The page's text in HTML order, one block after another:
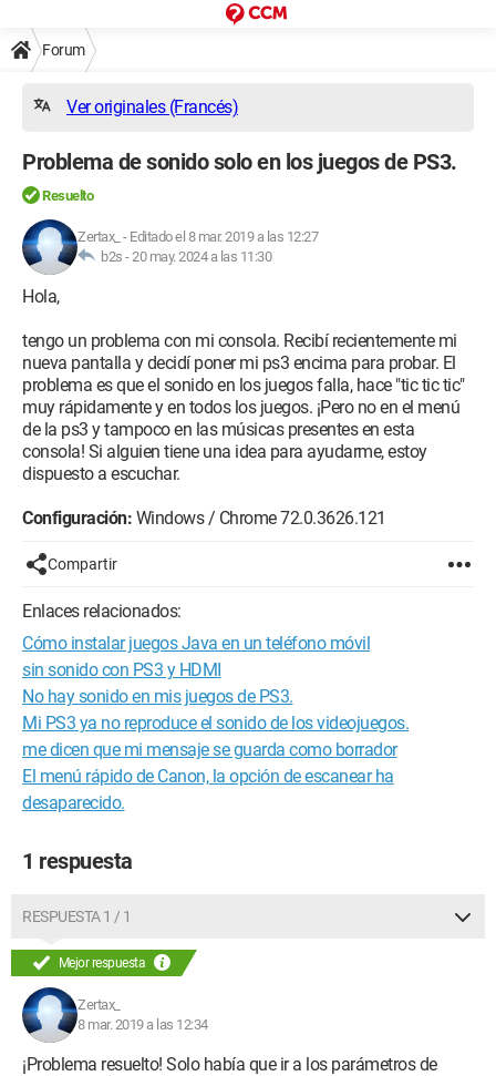
Forum
Ver originales (Francés)
Problema de sonido solo en los juegos de PS3.
Resuelto
Zertax_ - Editado el 8 mar. 2019 a las 12:27
b2s -20 may. 2024 a las 11:30
Hola,
tengo un problema con mi consola. Recibí recientemente mi
nueva pantalla y decidí poner mi ps3 encima para probar. El
problema es que el sonido en los juegos falla, hace "tic tic tic"
muy rápidamente y en todos los juegos. ¡Pero no en el menú
de la ps3 y tampoco en las músicas presentes en esta
consola! Si alguien tiene una idea para ayudarme, estoy
dispuesto a escuchar.
Configuración: Windows / Chrome 72.0.3626.121
Compartir
Enlaces relacionados:
Cómo instalar juegos Java en un teléfono móvil
sin sonido con PS3 y HDMI
No hay sonido en mis juegos de PS3.
Mi PS3 ya no reproduce el sonido de los videojuegos.
me dicen que mi mensaje se guarda como borrador
El menú rápido de Canon, la opción de escanear ha
desaparecido.
1 respuesta
RESPUESTA 1 / 1
Mejor respuesta
Zertax_
8 mar. 2019 a las 12:34
¡Problema resuelto! Solo había que ir a los parámetros de